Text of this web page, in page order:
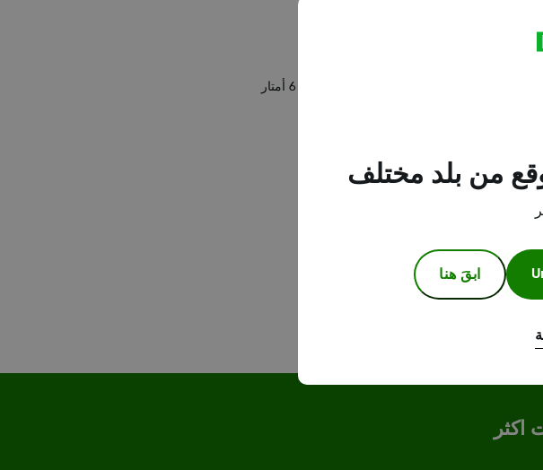
يتطلب إقران مستشعر Dexcom G7 الجديد مع ساعة Apple وجود هاتف ذكي متوافق. يجب أن يكون هاتف المستخدمين الذين يعتمدون على Dexcom G7 دائمًا على بُعد 6 أمتار
اكثر
من بلد مختلف
ابقَ هنا